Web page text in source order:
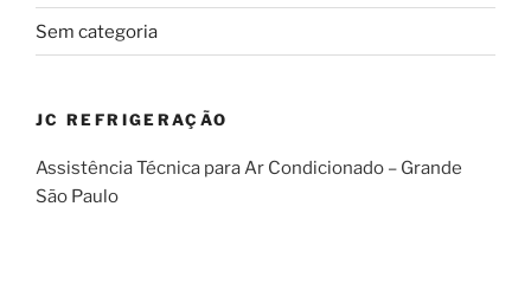
Sem categoria
JC REFRIGERAÇÃO
Assistência Técnica para Ar Condicionado – Grande
São Paulo